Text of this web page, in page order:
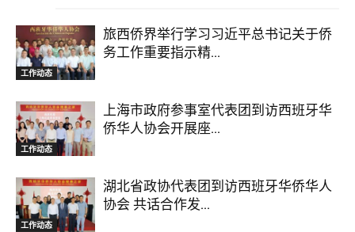
工作动态
旅西侨界举行学习习近平总书记关于侨
务工作重要指示精...
工作动态
上海市政府参事室代表团到访西班牙华
侨华人协会开展座...
工作动态
湖北省政协代表团到访西班牙华侨华人
协会 共话合作发...